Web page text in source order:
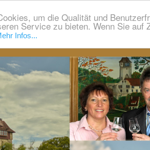
um die Qualität und
Service zu bieten. Wenn Sie
Infos...